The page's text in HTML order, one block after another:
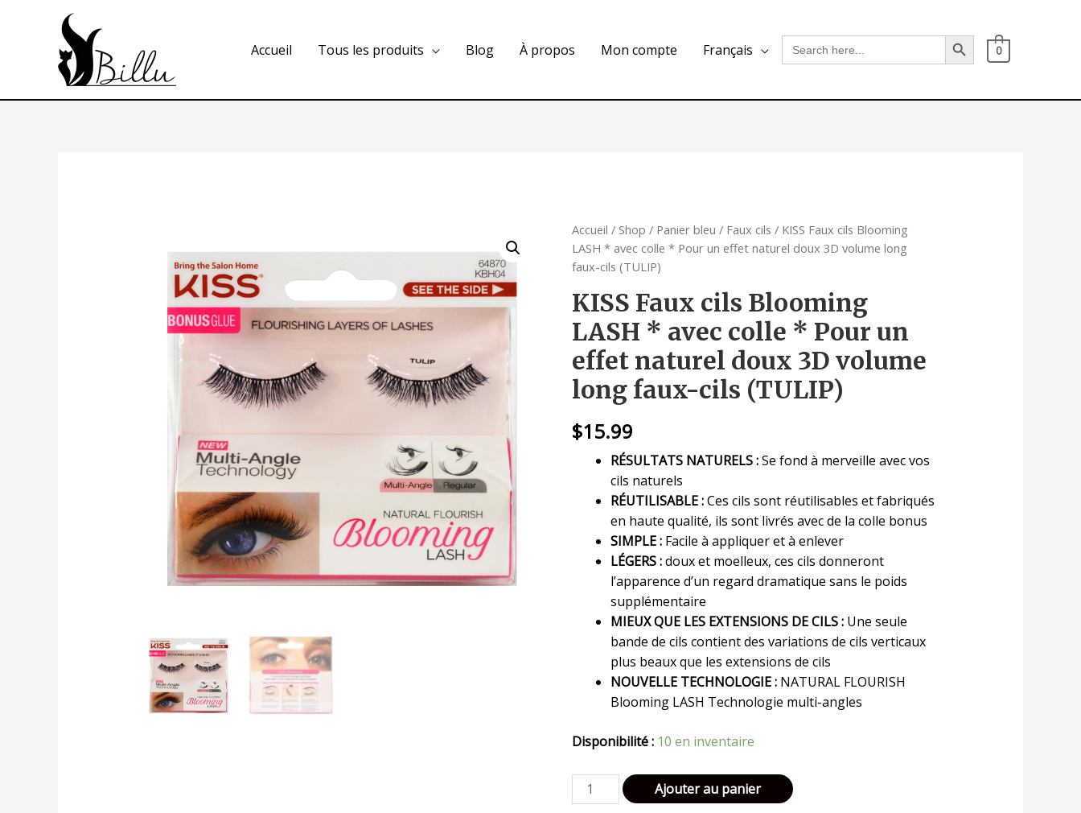
Accueil Tous les produits Blog À propos Mon compte Français Search
for:
Search Button
0
Accueil / Shop / Panier bleu / Faux cils / KISS Faux cils Blooming
LASH * avec colle * Pour un effet naturel doux 3D volume long
faux-cils (TULIP)
KISS Faux cils Blooming
LASH * avec colle * Pour un
effet naturel doux 3D volume
long faux-cils (TULIP)
$15.99
RÉSULTATS NATURELS :Se fond à merveille avec vos
cils naturels
RÉUTILISABLE :Ces cils sont réutilisables et fabriqués
en haute qualité, ils sont livrés avec de la colle bonus
SIMPLE : Facile à appliquer et à enlever
LÉGERS :doux et moelleux, ces cils donneront
l’apparence d’un regard dramatique sans le poids
supplémentaire
MIEUX QUE LES EXTENSIONS DE CILS : Une seule
bande de cils contient des variations de cils verticaux
plus beaux que les extensions de cils
NOUVELLE TECHNOLOGIE : NATURAL FLOURISH
Blooming LASH Technologie multi-angles
Disponibilité : 10 en inventaire
quantité
de
Ajouter au panier